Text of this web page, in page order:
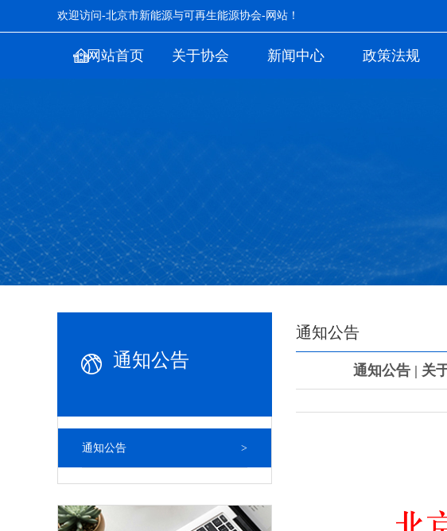
欢迎访问-北京市新能源与可再生能源协会-网站！
网站首页 关于协会 新闻中心 政策法规
通知公告
通知公告 >
通知公告
通知公告 | 关